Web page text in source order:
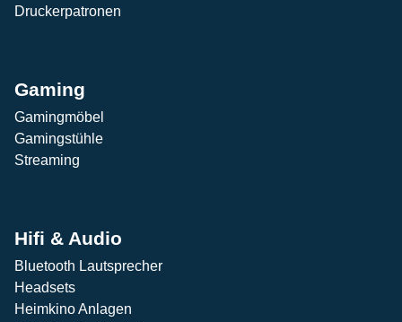
Druckerpatronen
Gaming
Gamingmöbel
Gamingstühle
Streaming
Hifi & Audio
Bluetooth Lautsprecher
Headsets
Heimkino Anlagen